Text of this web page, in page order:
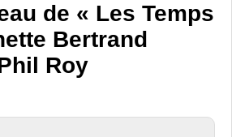
de « Les Temps
Bertrand
Roy